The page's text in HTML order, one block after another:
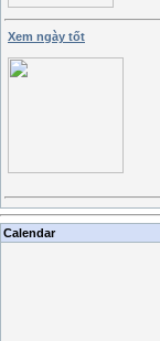
Xem ngày tốt
Calendar